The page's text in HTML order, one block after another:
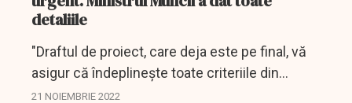
detaliile
"Draftul de proiect, care deja este pe final, vă
asigur că îndeplinește toate criteriile din
PNRR”, a declarat luni, în Parlament, la Ora
21 NOIEMBRIE 2022